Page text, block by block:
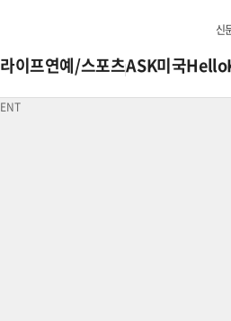
신
라이프연예/스포츠ASK미국